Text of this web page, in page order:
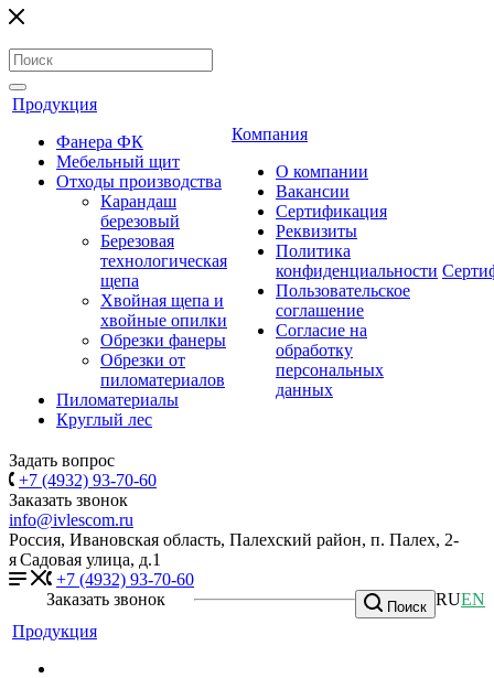
Продукция
Фанера ФК
Мебельный щит
Отходы производства
Карандаш
березовый
Березовая
технологическая
щепа
Хвойная щепа и
хвойные опилки
Обрезки фанеры
Обрезки от
пиломатериалов
Пиломатериалы
Круглый лес
Компания
О компании
Вакансии
Сертификация
Реквизиты
Политика
конфиденциальности
Пользовательское
соглашение
Согласие на
обработку
персональных
данных
Задать вопрос
+7 (4932) 93-70-60
Заказать звонок
info@ivlescom.ru
Россия, Ивановская область, Палехский район, п. Палех, 2-
я Садовая улица, д.1
+7 (4932) 93-70-60
Заказать звонок
RUEN
Поиск
Продукция